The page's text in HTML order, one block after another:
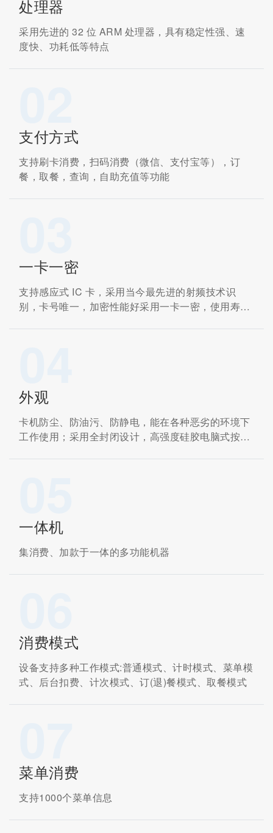
处理器
采用先进的 32 位 ARM 处理器，具有稳定性强、速
度快、功耗低等特点
支付方式
支持刷卡消费，扫码消费（微信、支付宝等），订
餐，取餐，查询，自助充值等功能
一卡一密
支持感应式 IC 卡，采用当今最先进的射频技术识
别，卡号唯一，加密性能好采用一卡一密，使用寿命
外观
卡机防尘、防油污、防静电，能在各种恶劣的环境下
工作使用；采用全封闭设计，高强度硅胶电脑式按
一体机
集消费、加款于一体的多功能机器
消费模式
设备支持多种工作模式:普通模式、计时模式、菜单模
式、后台扣费、计次模式、订(退)餐模式、取餐模式
菜单消费
支持1000个菜单信息